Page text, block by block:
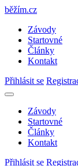
běžím.cz
Závody
Startovné
Články
Kontakt
Přihlásit se
Závody
Startovné
Články
Kontakt
Přihlásit se